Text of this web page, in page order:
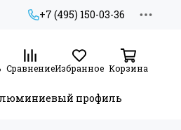
+7 (495) 150-03-36
СравнениеИзбранное Корзина
профиль